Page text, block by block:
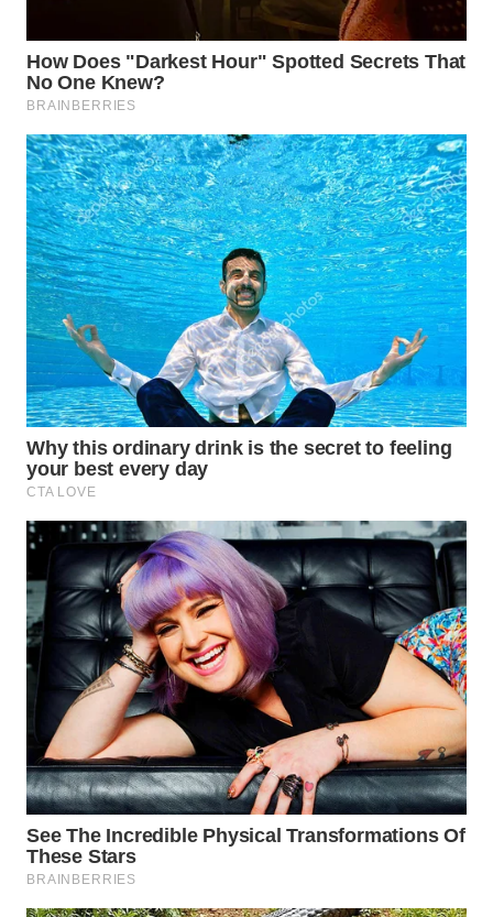
WN
KUNINGAN
MAJALENGKA
WN
SUBANG
WN
SUKABUMI
WN
PURWAKARTA
WN
PRIANGAN
TIMUR
WN
SEMARANG
WN
SOLO
BOROBUDUR
WN
MADURA
WN
SURABAYA